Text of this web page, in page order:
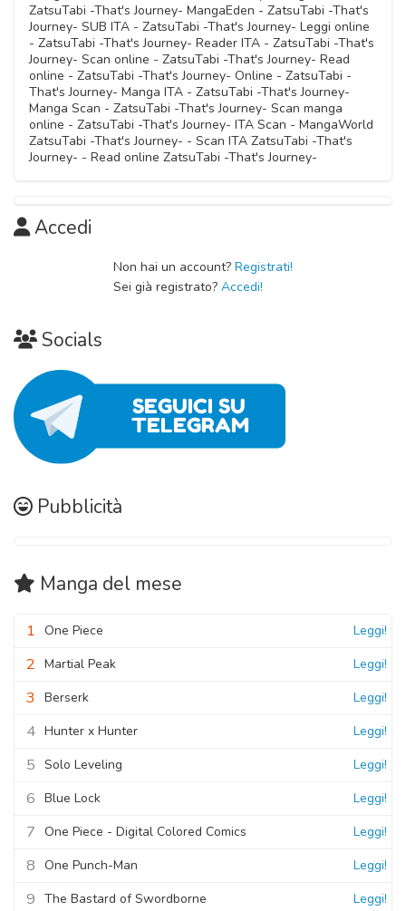
01 Gennaio 2026
Capitolo 05
18 Dicembre 2025
27 Novembre 2025
Capitolo 03
13 Novembre 2025
Capitolo 02
30 Ottobre 2025
ZatsuTabi -That's Journey- MangaEden - ZatsuTabi -That's
Journey- SUB ITA - ZatsuTabi -That's Journey- Leggi online
- ZatsuTabi -That's Journey- Reader ITA - ZatsuTabi -That's
Journey- Scan online - ZatsuTabi -That's Journey- Read
online - ZatsuTabi -That's Journey- Online - ZatsuTabi -
That's Journey- Manga ITA - ZatsuTabi -That's Journey-
Manga Scan - ZatsuTabi -That's Journey- Scan manga
online - ZatsuTabi -That's Journey- ITA Scan - MangaWorld
ZatsuTabi -That's Journey- - Scan ITA ZatsuTabi -That's
Journey- - Read online ZatsuTabi -That's Journey-
Accedi
Non hai un account? Registrati!
Sei già registrato? Accedi!
Socials
Pubblicità
Manga del mese
1 One Piece Leggi!
2 Martial Peak Leggi!
3 Berserk Leggi!
4 Hunter x Hunter Leggi!
5 Solo Leveling Leggi!
6 Blue Lock Leggi!
7 One Piece - Digital Colored Comics Leggi!
8 One Punch-Man Leggi!
9 The Bastard of Swordborne Leggi!